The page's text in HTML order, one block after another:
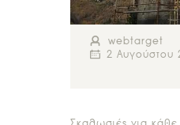
webtarget
2 Αυγούστου